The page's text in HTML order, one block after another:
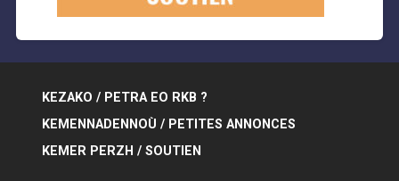
KEZAKO / PETRA EO RKB ?
KEMENNADENNOÙ / PETITES ANNONCES
KEMER PERZH / SOUTIEN